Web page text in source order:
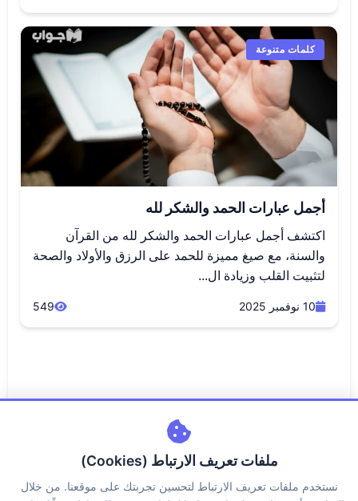
كلمات متنوعة
أجمل عبارات الحمد والشكر لله
اكتشف أجمل عبارات الحمد والشكر لله من القرآن
والسنة، مع صيغ مميزة للحمد على الرزق والأولاد والصحة
لتثبيت القلب وزيادة ال...
10 نوفمبر 2025 549
ملفات تعريف الارتباط (Cookies)
نستخدم ملفات تعريف الارتباط لتحسين تجربتك على موقعنا. من خلال